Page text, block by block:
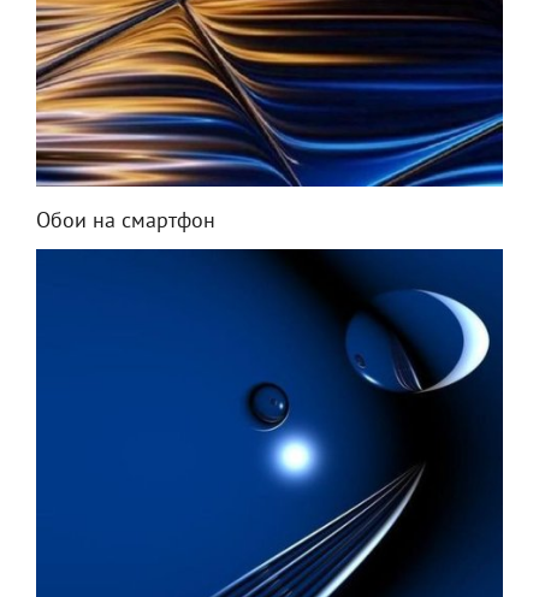
Обои на смартфон